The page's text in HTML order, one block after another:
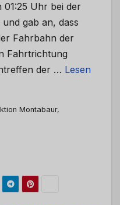
01:25 Uhr bei der
gab an, dass
Fahrbahn der
Fahrtrichtung
der … Lesen
Montabaur,